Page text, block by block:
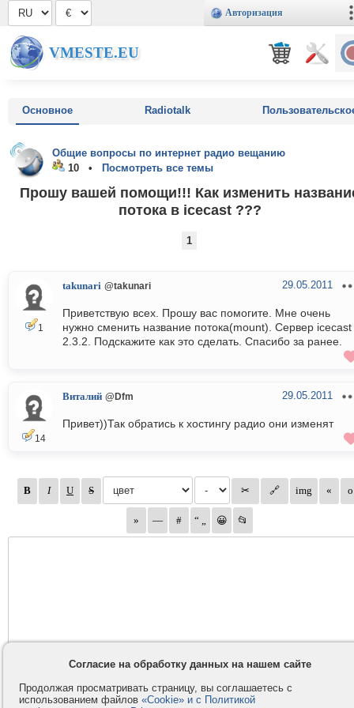
Авторизация
VMESTE.EU
Основное Radiotalk
Общие вопросы по интернет радио вещанию
10 •
Посмотреть все темы
Прошу вашей помощи!!! Как изменить
потока в icecast ???
1
1
takunari @takunari 29.05.2011
Приветствую всех. Прошу вас помогите. Мне очень
нужно сменить название потока(mount). Сервер icecast
2.3.2. Подскажите как это сделать. Спасибо за ранее.
14
Виталий @Dfm 29.05.2011
Привет))Так обратись к хостингу радио они изменят
Согласие на обработку данных на нашем сайте
Продолжая просматривать страницу, вы соглашаетесь с
использованием файлов «Cookie» и с Политикой